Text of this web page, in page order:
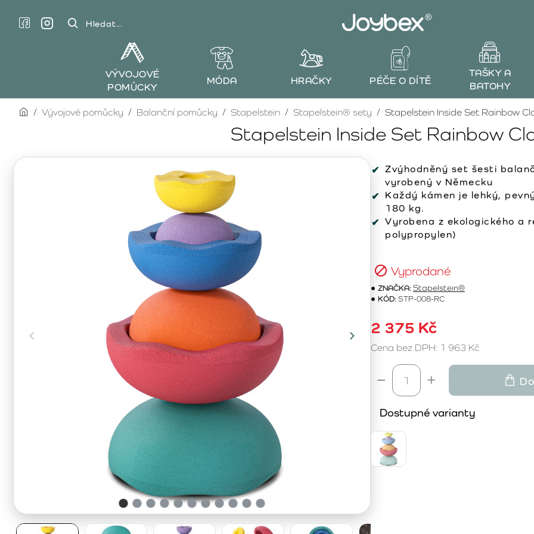
Hledat...
VÝVOJOVÉ
POMŮCKY
MÓDA HRAČKY PÉČE O DÍTĚ
TAŠKY A
BATOHY
Stapelstein Inside Set Rainbow
homeVývojové pomůcky Balanční pomůcky Stapelstein Stapelstein® sety Stapelstein Inside Set Rainbow
Zvýhodněný set šesti
vyrobený v Německu
Každý kámen je lehký,
180 kg.
Vyrobena z ekologického a
polypropylen)
Vyprodané
ZNAČKA:Stapelstein®
KÓD:STP-008-RC
2 375 Kč
Cena bez DPH: 1 963 Kč
Dostupné varianty